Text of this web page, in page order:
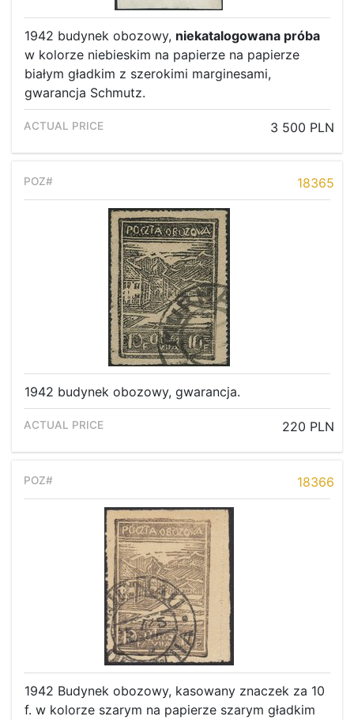
1942 budynek obozowy, niekatalogowana próba
w kolorze niebieskim na papierze na papierze
białym gładkim z szerokimi marginesami,
gwarancja Schmutz.
3 500 PLN
18365
1942 budynek obozowy, gwarancja.
220 PLN
18366
1942 Budynek obozowy, kasowany znaczek za 10
f. w kolorze szarym na papierze szarym gładkim